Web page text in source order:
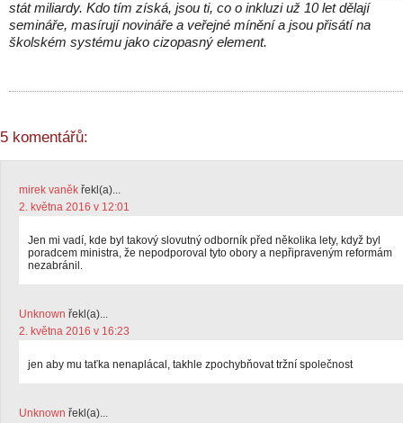
stát miliardy. Kdo tím získá, jsou ti, co o inkluzi už 10 let dělají
semináře, masírují novináře a veřejné mínění a jsou přisátí na
školském systému jako cizopasný element.
5 komentářů:
mirek vaněk řekl(a)...
2. května 2016 v 12:01
Jen mi vadí, kde byl takový slovutný odborník před několika lety, když byl
poradcem ministra, že nepodporoval tyto obory a nepřipraveným reformám
nezabránil.
Unknown řekl(a)...
2. května 2016 v 16:23
jen aby mu taťka nenaplácal, takhle zpochybňovat tržní společnost
Unknown řekl(a)...